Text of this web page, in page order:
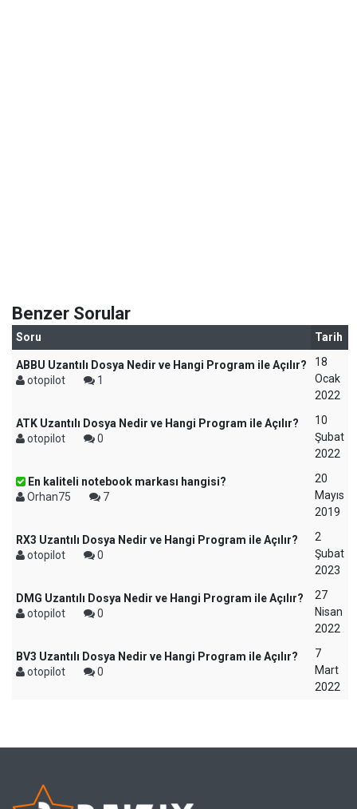
Benzer Sorular
Soru Tarih
ABBU Uzantılı Dosya Nedir ve Hangi Program ile Açılır?
otopilot
1
18
Ocak
2022
ATK Uzantılı Dosya Nedir ve Hangi Program ile Açılır?
otopilot
0
10
Şubat
2022
En kaliteli notebook markası hangisi?
Orhan75
7
20
Mayıs
2019
RX3 Uzantılı Dosya Nedir ve Hangi Program ile Açılır?
otopilot
0
2
Şubat
2023
DMG Uzantılı Dosya Nedir ve Hangi Program ile Açılır?
otopilot
0
27
Nisan
2022
BV3 Uzantılı Dosya Nedir ve Hangi Program ile Açılır?
otopilot
0
7
Mart
2022